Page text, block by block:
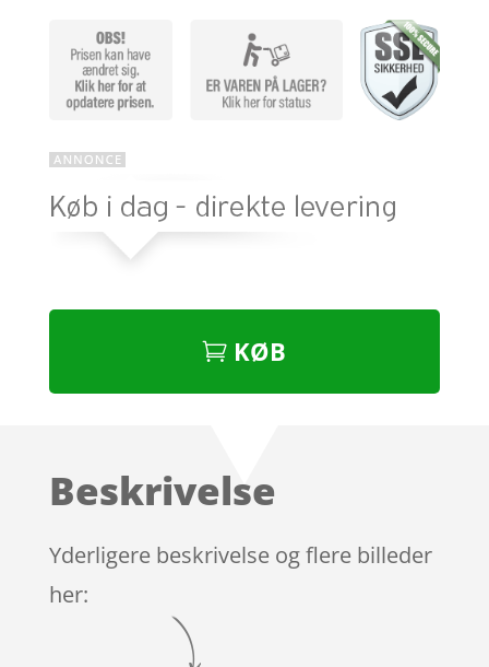
KØB
Beskrivelse
Yderligere beskrivelse og flere billeder
her: